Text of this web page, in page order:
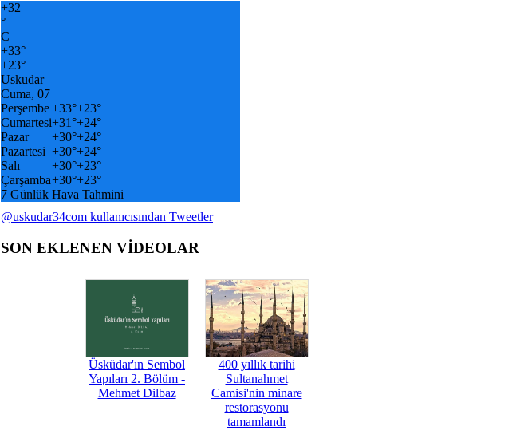
+32
°
C
+33°
+23°
Uskudar
Cuma, 07
Perşembe+33°+23°
Cumartesi+31°+24°
Pazar
+30°+24°
Pazartesi +30°+24°
Salı
+30°+23°
Çarşamba+30°+23°
7 Günlük Hava Tahmini
@uskudar34com kullanıcısından Tweetler
SON EKLENEN VİDEOLAR
Üsküdar'ın Sembol
Yapıları 2. Bölüm -
Mehmet Dilbaz
400 yıllık tarihi
Sultanahmet
Camisi'nin minare
restorasyonu
tamamlandı